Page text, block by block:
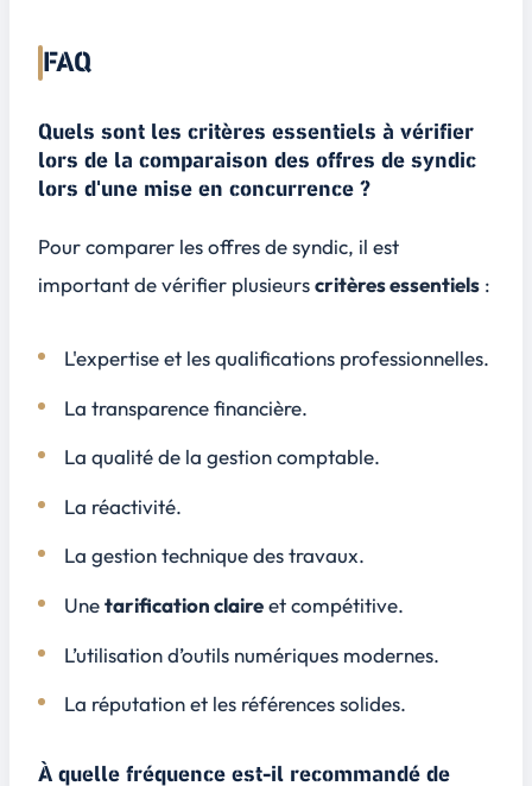
FAQ
Quels sont les critères essentiels à vérifier
lors de la comparaison des offres de syndic
lors d'une mise en concurrence ?
Pour comparer les offres de syndic, il est
important de vérifier plusieurscritères essentiels :
L'expertiseet les qualifications professionnelles.
La transparence financière.
La qualité de la gestion comptable.
La réactivité.
La gestion technique des travaux.
Unetarification claireet compétitive.
L’utilisation d’outils numériques modernes.
La réputation et les références solides.
À quelle fréquence est-il recommandé de